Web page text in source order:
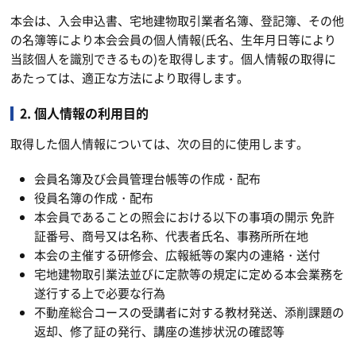
本会は、入会申込書、宅地建物取引業者名簿、登記簿、その他
の名簿等により本会会員の個人情報(氏名、生年月日等により
当該個人を識別できるもの)を取得します。個人情報の取得に
あたっては、適正な方法により取得します。
2. 個人情報の利用目的
取得した個人情報については、次の目的に使用します。
会員名簿及び会員管理台帳等の作成・配布
役員名簿の作成・配布
本会員であることの照会における以下の事項の開示 免許
証番号、商号又は名称、代表者氏名、事務所所在地
本会の主催する研修会、広報紙等の案内の連絡・送付
宅地建物取引業法並びに定款等の規定に定める本会業務を
遂行する上で必要な行為
不動産総合コースの受講者に対する教材発送、添削課題の
返却、修了証の発行、講座の進捗状況の確認等